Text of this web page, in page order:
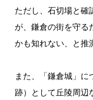
ただし、石切場と確
が、鎌倉の街を守る
かも知れない、と推
また、「鎌倉城」に
跡）として丘陵周辺